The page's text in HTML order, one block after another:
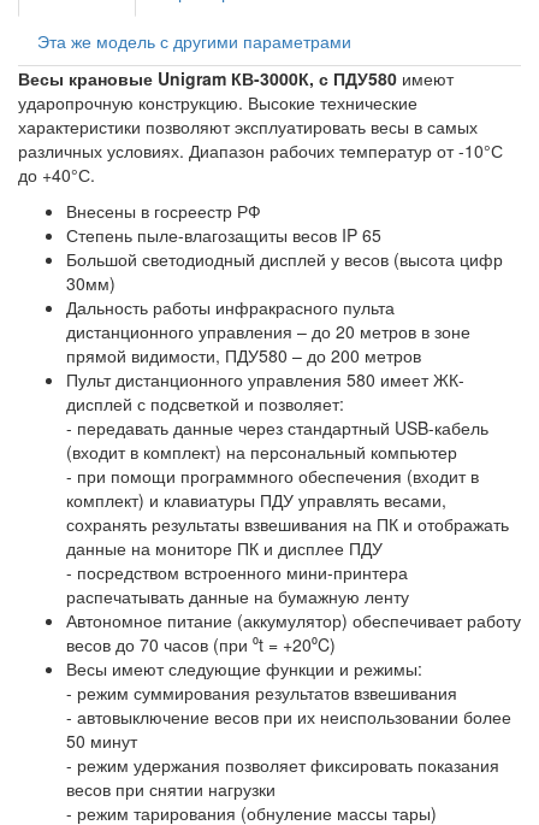
Эта же модель с другими параметрами
Весы крановые Unigram КВ-3000К, с ПДУ580 имеют
ударопрочную конструкцию. Высокие технические
характеристики позволяют эксплуатировать весы в самых
различных условиях. Диапазон рабочих температур от -10°С
до +40°С.
Внесены в госреестр РФ
Степень пыле-влагозащиты весов IP 65
Большой светодиодный дисплей у весов (высота цифр
30мм)
Дальность работы инфракрасного пульта
дистанционного управления – до 20 метров в зоне
прямой видимости, ПДУ580 – до 200 метров
Пульт дистанционного управления 580 имеет ЖК-
дисплей с подсветкой и позволяет:
- передавать данные через стандартный USB-кабель
(входит в комплект) на персональный компьютер
- при помощи программного обеспечения (входит в
комплект) и клавиатуры ПДУ управлять весами,
сохранять результаты взвешивания на ПК и отображать
данные на мониторе ПК и дисплее ПДУ
- посредством встроенного мини-принтера
распечатывать данные на бумажную ленту
Автономное питание (аккумулятор) обеспечивает работу
весов до 70 часов (при ⁰t = +20⁰C)
Весы имеют следующие функции и режимы:
- режим суммирования результатов взвешивания
- автовыключение весов при их неиспользовании более
50 минут
- режим удержания позволяет фиксировать показания
весов при снятии нагрузки
- режим тарирования (обнуление массы тары)